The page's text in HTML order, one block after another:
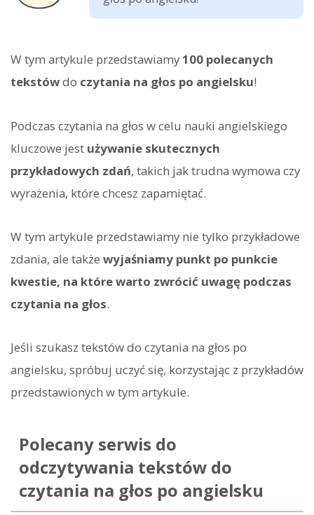
W tym artykule przedstawiamy100 polecanych
tekstówdo czytania na głos po angielsku!
Podczas czytania na głos w celu nauki angielskiego
kluczowe jest używanie skutecznych
przykładowych zdań, takich jak trudna wymowa czy
wyrażenia, które chcesz zapamiętać.
W tym artykule przedstawiamy nie tylko przykładowe
zdania, ale także wyjaśniamy punkt po punkcie
kwestie, na które warto zwrócić uwagę podczas
czytania na głos.
Jeśli szukasz tekstów do czytania na głos po
angielsku, spróbuj uczyć się, korzystając z przykładów
przedstawionych w tym artykule.
Polecany serwis do
odczytywania tekstów do
czytania na głos po angielsku